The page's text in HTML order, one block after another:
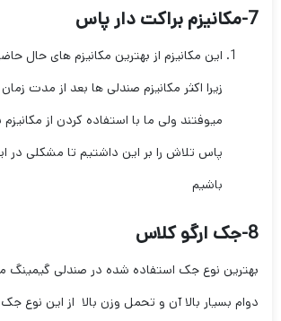
7-مکانیزم براکت دار پاس
این مکانیزم از بهترین مکانیزم های حال
زیرا اکثر مکانیزم صندلی ها بعد از مدت
میوفتند ولی ما با استفاده کردن از
پاس تلاش را بر این داشتیم تا مشکلی در
باشیم
8-جک ارگو کلاس
بهترین نوع جک استفاده شده در صندلی گیمینگ
دوام بسیار بالا آن و تحمل وزن بالا از این نوع